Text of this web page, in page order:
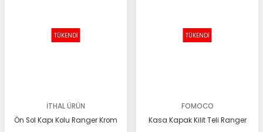
TÜKENDİ
İTHAL ÜRÜN
Ön Sol Kapı Kolu Ranger Krom
TÜKENDİ
FOMOCO
Kasa Kapak Kilit Teli Ranger